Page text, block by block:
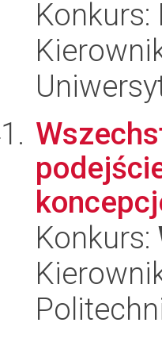
Konkurs:
Konkurs: